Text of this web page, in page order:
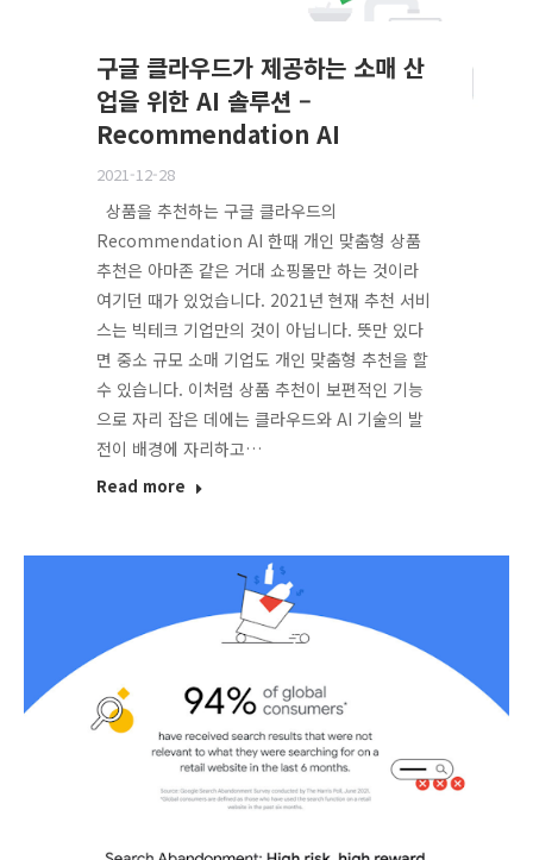
구글 클라우드가 제공하는 소매 산
업을 위한 AI 솔루션 –
Recommendation AI
2021-12-28
상품을 추천하는 구글 클라우드의
Recommendation AI 한때 개인 맞춤형 상품
추천은 아마존 같은 거대 쇼핑몰만 하는 것이라
여기던 때가 있었습니다. 2021년 현재 추천 서비
스는 빅테크 기업만의 것이 아닙니다. 뜻만 있다
면 중소 규모 소매 기업도 개인 맞춤형 추천을 할
수 있습니다. 이처럼 상품 추천이 보편적인 기능
으로 자리 잡은 데에는 클라우드와 AI 기술의 발
전이 배경에 자리하고…
Read more